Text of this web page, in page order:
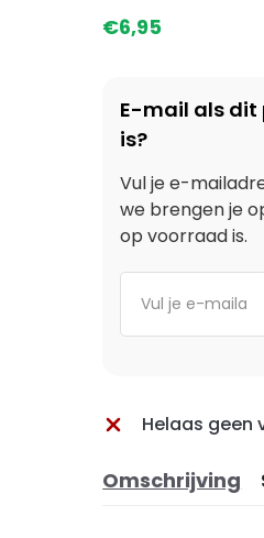
€6,95
E-mail als dit
is?
Vul je e-
we brengen je
op voorraad is.
Helaas geen
Omschrijving